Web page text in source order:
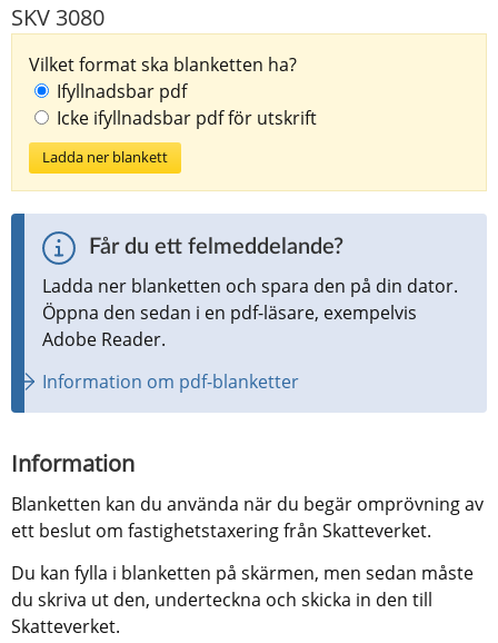
SKV 3080
Vilket format ska blanketten ha?
Ifyllnadsbar pdf
Icke ifyllnadsbar pdf för utskrift
Ladda ner blankett
Får du ett felmeddelande?
Ladda ner blanketten och spara den på din dator.
Öppna den sedan i en pdf-läsare, exempelvis
Adobe Reader.
Information om pdf-blanketter
Information
Blanketten kan du använda när du begär omprövning av
ett beslut om fastighetstaxering från Skatteverket.
Du kan fylla i blanketten på skärmen, men sedan måste
du skriva ut den, underteckna och skicka in den till
Skatteverket.